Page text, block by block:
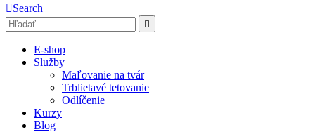
Search
E-shop
Služby
Maľovanie na tvár
Trblietavé tetovanie
Odlíčenie
Kurzy
Blog